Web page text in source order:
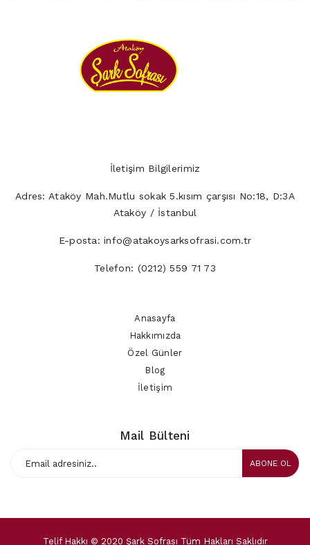
İletişim Bilgilerimiz
Adres: Ataköy Mah.Mutlu sokak 5.kısım çarşısı No:18, D:3A
Ataköy / İstanbul
E-posta: info@atakoysarksofrasi.com.tr
Telefon: (0212) 559 71 73
Anasayfa
Hakkımızda
Özel Günler
Blog
İletişim
Mail Bülteni
ABONE OL
Telif Hakkı © 2020 Şark Sofrası Tüm Hakları Saklıdır